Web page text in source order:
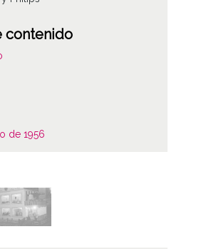
contenido
de 1956
Rollo 35mm, n° 748
Carpeta 141 - Positivos 20360